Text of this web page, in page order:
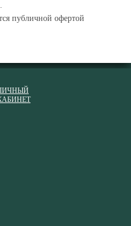
публичной офертой